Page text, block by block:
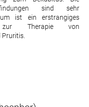
sind sehr
ist ein erstrangiges
zur Therapie von
Pruritis.